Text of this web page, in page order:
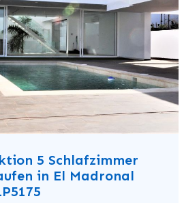
5 Schlafzimmer
in El Madronal